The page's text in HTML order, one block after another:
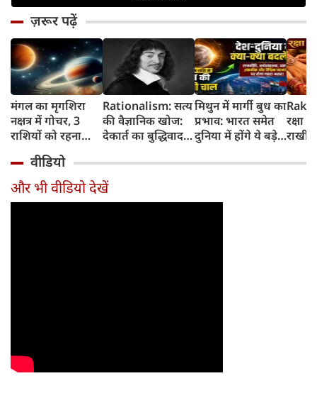
ज़रूर पढ़ें
मंगल का मृगशिरा
नक्षत्र में गोचर, 3
राशियों को रहना
सावधान
Rationalism: सत्य
की वैज्ञानिक खोज:
देकार्त का बुद्धिवाद
का जन्म
मिथुन में मार्गी बुध का
प्रभाव: भारत समेत
दुनिया में होंगे ये बड़े
रक्षा
राखी
वीडियो
और भी वीडियो देखें